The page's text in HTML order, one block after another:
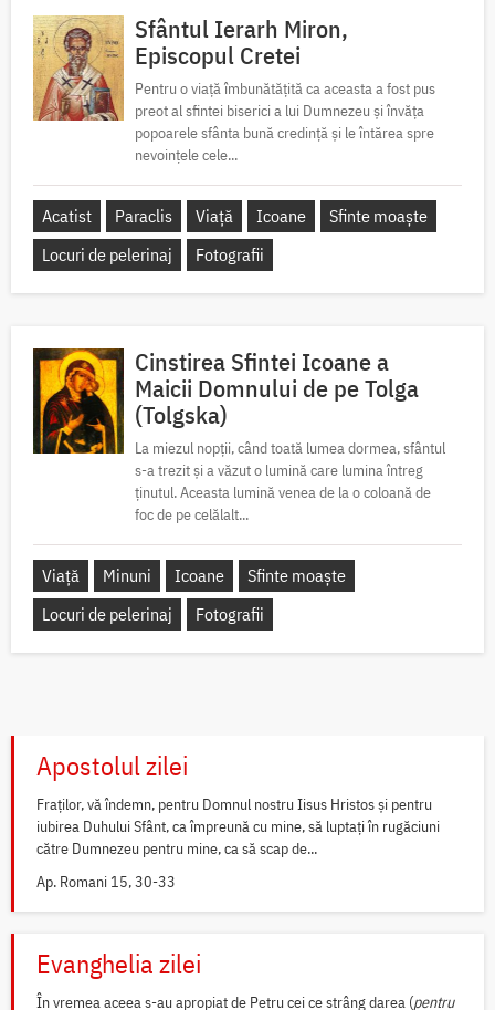
Sfântul Ierarh Miron,
Episcopul Cretei
Pentru o viață îmbunătățită ca aceasta a fost pus
preot al sfintei biserici a lui Dumnezeu și învăța
popoarele sfânta bună credință și le întărea spre
nevoințele cele...
Acatist Paraclis Viață Icoane
Sfinte moaște
Locuri de pelerinaj
Fotografii
Cinstirea Sfintei Icoane a
Maicii Domnului de pe Tolga
(Tolgska)
La miezul nopții, când toată lumea dormea, sfântul
s-a trezit și a văzut o lumină care lumina întreg
ținutul. Aceasta lumină venea de la o coloană de
foc de pe celălalt...
Viață Minuni Icoane
Sfinte moaște
Locuri de pelerinaj
Fotografii
Apostolul zilei
Fraților, vă îndemn, pentru Domnul nostru Iisus Hristos și pentru
iubirea Duhului Sfânt, ca împreună cu mine, să luptați în rugăciuni
către Dumnezeu pentru mine, ca să scap de...
Ap. Romani 15, 30-33
Evanghelia zilei
În vremea aceea s-au apropiat de Petru cei ce strâng darea (pentru